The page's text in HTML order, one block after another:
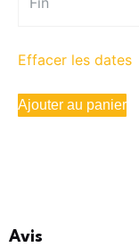
Effacer les dates
Ajouter au panier
Avis